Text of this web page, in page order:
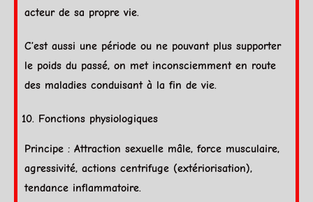
acteur de sa propre vie.
C’est aussi une période ou ne pouvant plus supporter
le poids du passé, on met inconsciemment en route
des maladies conduisant à la fin de vie.
Fonctions physiologiques
Principe : Attraction sexuelle mâle, force musculaire,
agressivité, actions centrifuge (extériorisation),
tendance inflammatoire.